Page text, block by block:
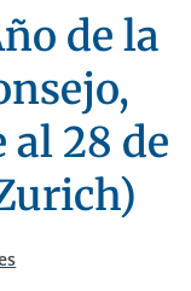
de la
al 28 de